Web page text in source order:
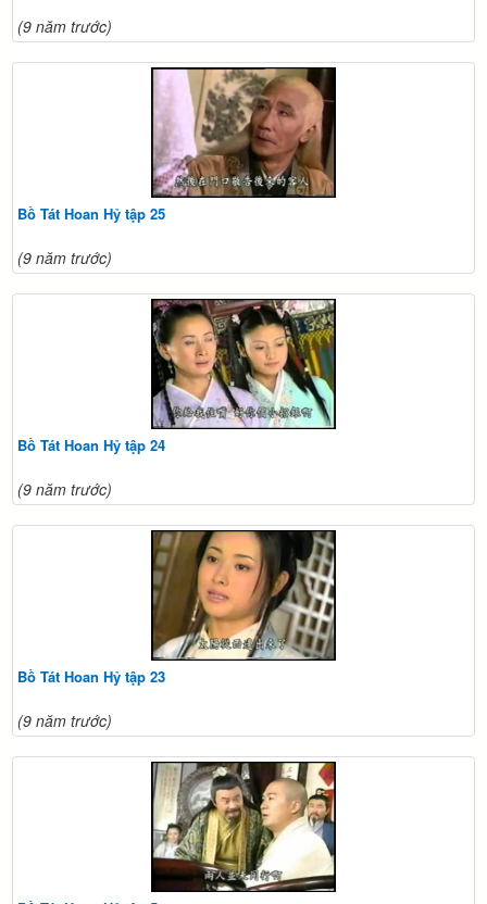
(9 năm trước)
Bồ Tát Hoan Hỷ tập 25
(9 năm trước)
Bồ Tát Hoan Hỷ tập 24
(9 năm trước)
Bồ Tát Hoan Hỷ tập 23
(9 năm trước)